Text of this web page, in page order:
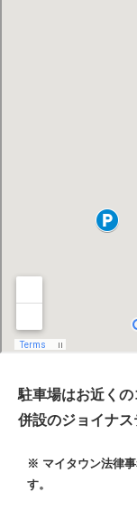
駐車場はお近くの
併設のジョイナス
マイタウン法律
す。